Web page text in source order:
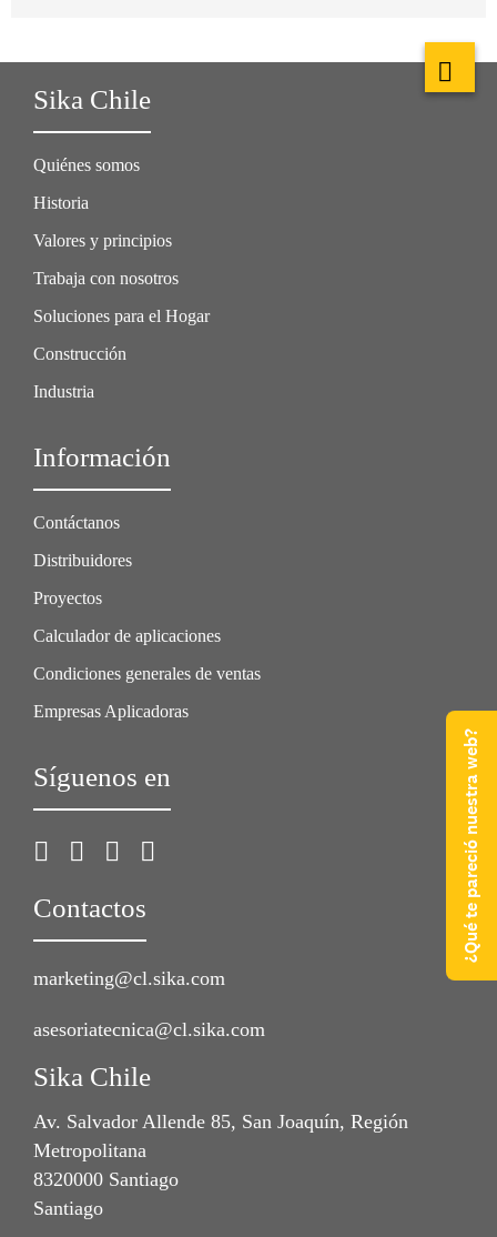
Sika Chile
Quiénes somos
Historia
Valores y principios
Trabaja con nosotros
Soluciones para el Hogar
Construcción
Industria
Información
Contáctanos
Distribuidores
Proyectos
Calculador de aplicaciones
Condiciones generales de ventas
Empresas Aplicadoras
Síguenos en
Contactos
marketing@cl.sika.com
asesoriatecnica@cl.sika.com
Sika Chile
Av. Salvador Allende 85, San Joaquín, Región
Metropolitana
8320000 Santiago
Santiago
¿Qué te pareció nuestra web?